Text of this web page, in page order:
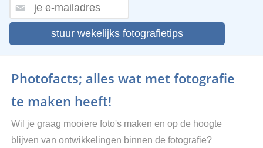
stuur wekelijks fotografietips
Photofacts; alles wat met fotografie
te maken heeft!
Wil je graag mooiere foto's maken en op de hoogte
blijven van ontwikkelingen binnen de fotografie?